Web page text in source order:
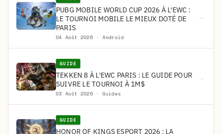
PUBG MOBILE WORLD CUP 2026 À L'EWC :
LE TOURNOI MOBILE LE MIEUX DOTÉ DE
PARIS
04 Août 2026 · Android
→
GUIDE
TEKKEN 8 À L'EWC PARIS : LE GUIDE POUR
SUIVRE LE TOURNOI À 1M$
03 Août 2026 · Guides
→
GUIDE
HONOR OF KINGS ESPORT 2026 : LA